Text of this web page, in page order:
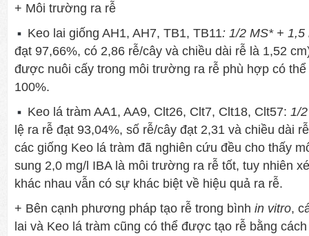
+ Môi trường ra rễ
Keo lai giống AH1, AH7, TB1, TB11: 1/2 MS* +
đạt 97,66%, có 2,86 rễ/cây và chiều dài rễ là 1,52
được nuôi cấy trong môi trường ra rễ phù hợp có
100%.
Keo lá tràm AA1, AA9, Clt26, Clt7, Clt18, Clt57: 1/
lệ ra rễ đạt 93,04%, số rễ/cây đạt 2,31 và chiều dài
các giống Keo lá tràm đã nghiên cứu đều cho thấy
sung 2,0 mg/l IBA là môi trường ra rễ tốt, tuy nhiên
khác nhau vẫn có sự khác biệt về hiệu quả ra rễ.
+ Bên cạnh phương pháp tạo rễ trong bình in vitro,
lai và Keo lá tràm cũng có thể được tạo rễ bằng